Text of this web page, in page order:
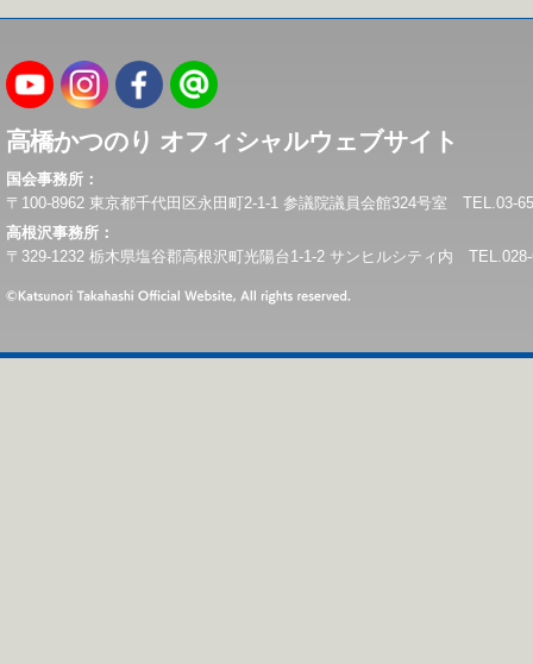
高橋かつのり オフィシャルウェブサイト
国会事務所：
〒100-8962 東京都千代田区永田町2-1-1 参議院議員会館324号室 TEL.03-
高根沢事務所：
〒329-1232 栃木県塩谷郡高根沢町光陽台1-1-2 サンヒルシティ内